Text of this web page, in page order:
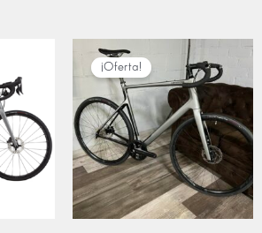
€.
ACTUAL
ES:
2.999,00 €.
¡Oferta! PRECIO
ORIGINAL
ERA:
5.899,00 €.
PRECIO
ES: